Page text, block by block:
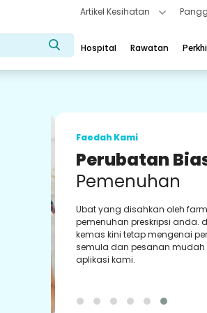
Artikel Kesihatan
Hospital Rawatan
Faedah Kami
Perubatan
Pemenuhan
Ubat yang disahkan oleh
pemenuhan preskripsi anda.
kemas kini tetap mengenai
semula dan pesanan mudah
aplikasi kami.